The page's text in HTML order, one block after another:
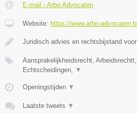
E-mail › Arbo Advocaten
Website: https://www.arbo-
Juridisch advies en rechtsbijstand
Aansprakelijkheidsrecht, Arbeidsrechtt,
Echtscheidingen,
▼
Openingstijden ▼
Laatste tweets ▼